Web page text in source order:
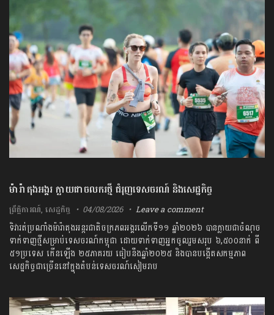
ម៉ារ៉ាតុង​អង្គរ​ ក្លាយជា​ចលករ​ថ្មី​ ​ជំរុញ​ទេសចរណ៍​ ​និង​សេដ្ឋកិច្ច​
ព្រឹត្តិការណ៍,សេដ្ឋកិច្ច 04/08/2026 Leave a comment
ទិវា​រត់​ប្រណាំង​ម៉ារ៉ាតុង​អន្តរជាតិ​ចក្រភព​អង្គរ​លើក​ទី​១១​ ​ឆ្នាំ​២០២៦​ ​បាន​ក្លាយជា​ចំណុច​
ទាក់ទាញ​ថ្មី​សម្រាប់​ទេសចរណ៍​កម្ពុជា​ ​ដោយ​ទាក់ទាញ​អ្នកចូលរួម​សរុប​ ​៦,៥០០​នាក់​ ពី​ ​
៥១​ប្រទេស​ ​កើនឡើង​ ​២៥​ភាគរយ​ ធៀប​នឹង​ឆ្នាំ​២០២៥​ ​និង​បាន​បង្កើត​សកម្មភាព​
សេដ្ឋកិច្ច​ជាច្រើន​នៅក្នុង​តំបន់​ទេសចរណ៍​សៀមរាប​